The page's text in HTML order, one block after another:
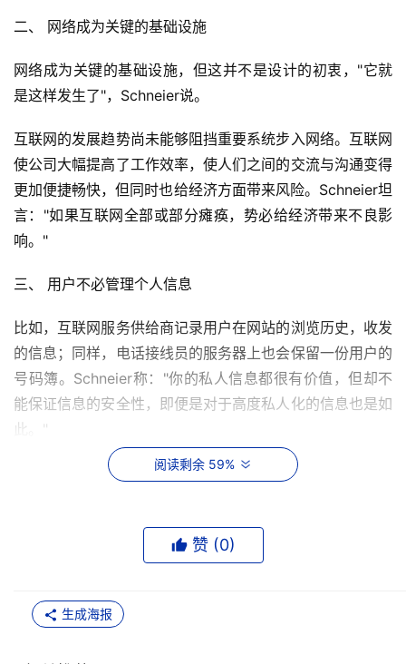
二、 网络成为关键的基础设施
网络成为关键的基础设施，但这并不是设计的初衷，"它就
是这样发生了"，Schneier说。
互联网的发展趋势尚未能够阻挡重要系统步入网络。互联网
使公司大幅提高了工作效率，使人们之间的交流与沟通变得
更加便捷畅快，但同时也给经济方面带来风险。Schneier坦
言："如果互联网全部或部分瘫痪，势必给经济带来不良影
响。"
三、 用户不必管理个人信息
比如，互联网服务供给商记录用户在网站的浏览历史，收发
的信息；同样，电话接线员的服务器上也会保留一份用户的
号码簿。Schneier称："你的私人信息都很有价值，但却不
能保证信息的安全性，即便是对于高度私人化的信息也是如
此。"
四、 黑客逐渐变成犯罪的职业
组织的、利益驱使的职业犯罪。Schneier 认为："由于对手
正在改变，黑客袭击的性质也随之而变。"
拒绝服务相关的敲诈勒索与"网络钓鱼"就是黑客袭击的两个
阅读剩余 59%
赞 (0)
生成海报